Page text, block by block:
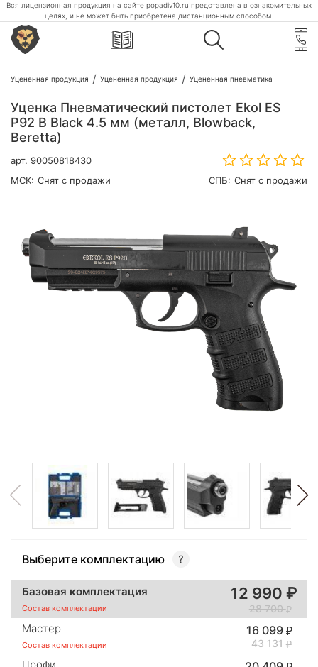
Вся лицензионная продукция на сайте popadiv10.ru представлена в ознакомительных
целях, и не может быть приобретена дистанционным способом.
Уцененная продукция Уцененная продукция Уцененная пневматика
Уценка Пневматический пистолет Ekol ES
P92 B Black 4.5 мм (металл, Blowback,
Beretta)
арт. 90050818430
МСК: Снят с продажи СПБ: Снят с продажи
Выберите комплектацию
Базовая комплектация
Состав комплектации
12 990
28 700
Мастер
Состав комплектации
16 099
43 131